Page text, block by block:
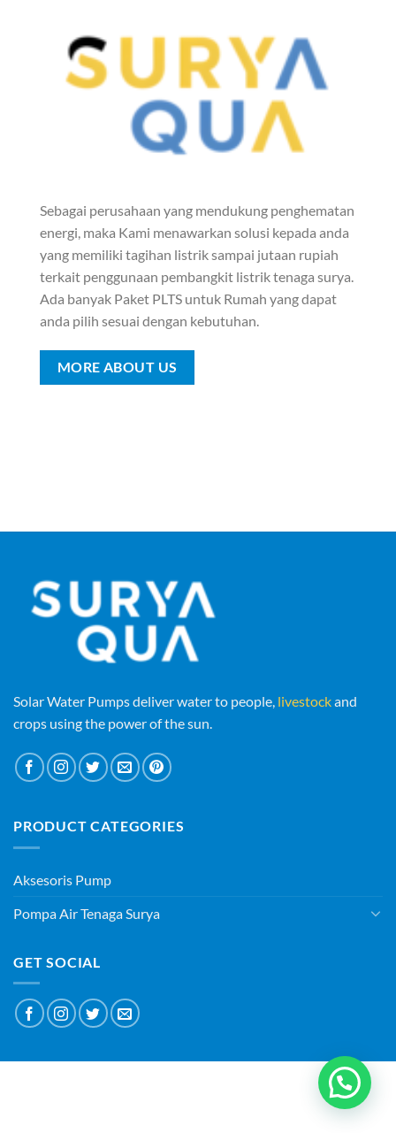
Sebagai perusahaan yang mendukung penghematan
energi, maka Kami menawarkan solusi kepada anda
yang memiliki tagihan listrik sampai jutaan rupiah
terkait penggunaan pembangkit listrik tenaga surya.
Ada banyak Paket PLTS untuk Rumah yang dapat
anda pilih sesuai dengan kebutuhan.
MORE ABOUT US
Solar Water Pumps deliver water to people, livestockand
crops using the power of the sun.
PRODUCT CATEGORIES
Aksesoris Pump
Pompa Air Tenaga Surya
GET SOCIAL
PT SURYAQUA TEKNOLOGI INDONESIA